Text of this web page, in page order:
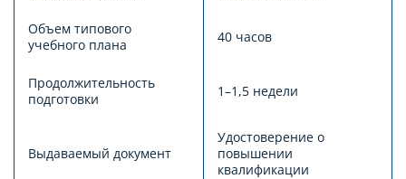
Объем типового
учебного плана
40 часов
Продолжительность
подготовки
1–1,5 недели
Выдаваемый документ
Удостоверение о
повышении
квалификации